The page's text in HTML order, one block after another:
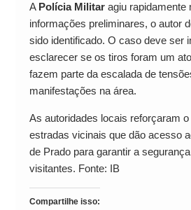
A Polícia Militaragiu rapidamente
informações preliminares, o autor
sido identificado. O caso deve ser
esclarecer se os tiros foram um
fazem parte da escalada de
manifestações na área.
As autoridades locais reforçaram
estradas vicinais que dão acesso
de Prado para garantir a
visitantes. Fonte: IB
Compartilhe isso: